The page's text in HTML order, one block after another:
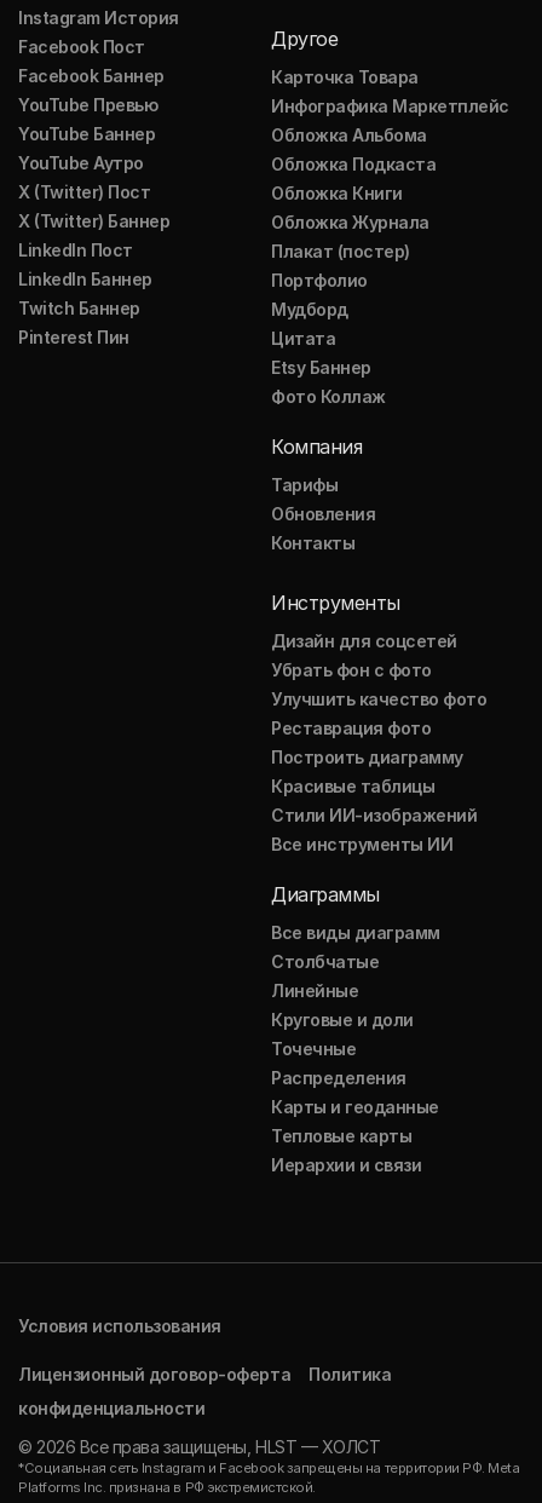
Instagram История
Facebook Пост
Facebook Баннер
YouTube Превью
YouTube Баннер
YouTube Аутро
X (Twitter) Пост
X (Twitter) Баннер
LinkedIn Пост
LinkedIn Баннер
Twitch Баннер
Pinterest Пин
Другое
Карточка Товара
Инфографика Маркетплейс
Обложка Альбома
Обложка Подкаста
Обложка Книги
Обложка Журнала
Плакат (постер)
Портфолио
Мудборд
Цитата
Etsy Баннер
Фото Коллаж
Компания
Тарифы
Обновления
Контакты
Инструменты
Дизайн для соцсетей
Убрать фон с фото
Улучшить качество фото
Реставрация фото
Построить диаграмму
Красивые таблицы
Стили ИИ-изображений
Все инструменты ИИ
Диаграммы
Все виды диаграмм
Столбчатые
Линейные
Круговые и доли
Точечные
Распределения
Карты и геоданные
Тепловые карты
Иерархии и связи
Условия использования
Лицензионный договор-оферта
Политика
конфиденциальности
© 2026 Все права защищены, HLST — ХОЛСТ
*Социальная сеть Instagram и Facebook запрещены на территории РФ. Meta
Platforms Inc. признана в РФ экстремистской.